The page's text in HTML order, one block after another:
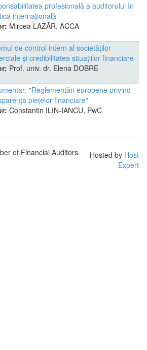
profesională a auditorului în
internaţională
Mircea LAZĂR, ACCA
de control intern al societăţilor
şi credibilitatea situaţiilor financiare
Prof. univ. dr. Elena DOBRE
"Reglementări europene privind
pieţelor financiare"
Constantin ILIN-IANCU, PwC
of Financial Auditors
Hosted by Host
Expert